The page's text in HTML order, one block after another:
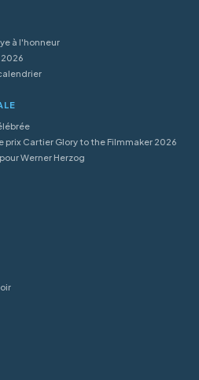
à l'honneur
2026
prix Cartier Glory to the Filmmaker 2026
Werner Herzog